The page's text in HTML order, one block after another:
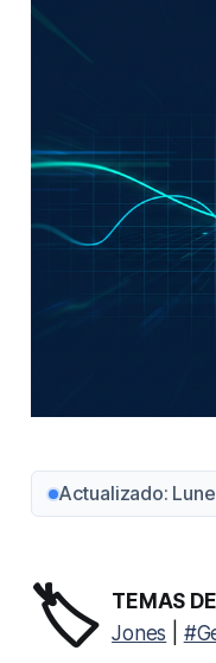
Actualizado:
🏷️ TEMAS
Jones